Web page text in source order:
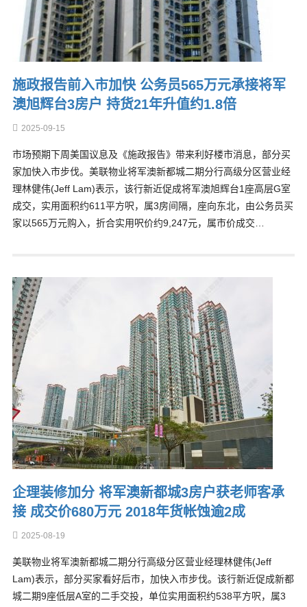
施政报告前入市加快 公务员565万元承接将军
澳旭辉台3房户 持货21年升值约1.8倍
2025-09-15
市场预期下周美国议息及《施政报告》带来利好楼市消息，部分买
家加快入市步伐。美联物业将军澳新都城二期分行高级分区营业经
理林健伟(Jeff Lam)表示，该行新近促成将军澳旭辉台1座高层G室
成交，实用面积约611平方呎，属3房间隔，座向东北，由公务员买
家以565万元购入，折合实用呎价约9,247元，属市价成交…
企理装修加分 将军澳新都城3房户获老师客承
接 成交价680万元 2018年货帐蚀逾2成
2025-08-19
美联物业将军澳新都城二期分行高级分区营业经理林健伟(Jeff
Lam)表示，部分买家看好后市，加快入市步伐。该行新近促成新都
城二期9座低层A室的二手交投，单位实用面积约538平方呎，属3